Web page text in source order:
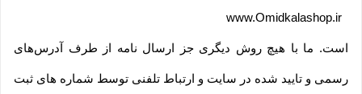
www.Omidkalashop.ir
است. ما با هیچ روش دیگری جز ارسال نامه از طرف آدرس‏‌های
رسمی و تایید شده در سایت و ارتباط تلفنی توسط شماره های ثبت